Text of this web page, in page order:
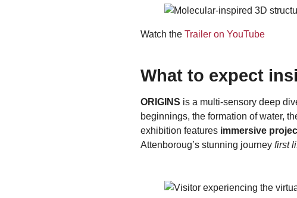
Watch the Trailer on YouTube
What to expect
ORIGINS is a multi-sensory deep
beginnings, the formation of water,
exhibition features immersive
Attenboroug’s stunning journey first